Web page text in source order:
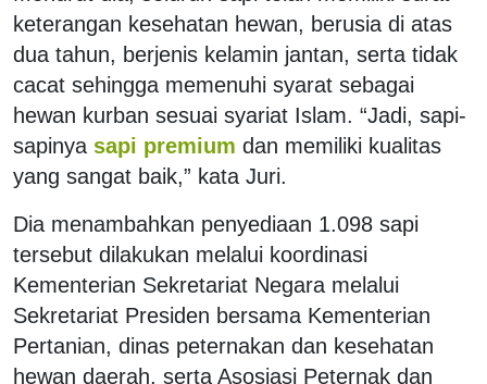
keterangan kesehatan hewan, berusia di atas
dua tahun, berjenis kelamin jantan, serta tidak
cacat sehingga memenuhi syarat sebagai
hewan kurban sesuai syariat Islam. “Jadi, sapi-
sapinya sapi premium dan memiliki kualitas
yang sangat baik,” kata Juri.
Dia menambahkan penyediaan 1.098 sapi
tersebut dilakukan melalui koordinasi
Kementerian Sekretariat Negara melalui
Sekretariat Presiden bersama Kementerian
Pertanian, dinas peternakan dan kesehatan
hewan daerah, serta Asosiasi Peternak dan